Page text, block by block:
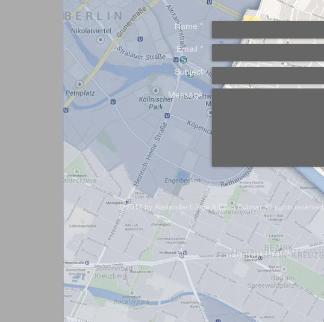
Name *
Email *
Subject
Message
© 2013 by Alexander Lüttge & Ellen Röhner. All rights reserved